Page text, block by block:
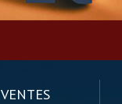
VENTES